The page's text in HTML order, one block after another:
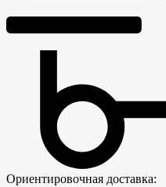
Ориентировочная доставка: